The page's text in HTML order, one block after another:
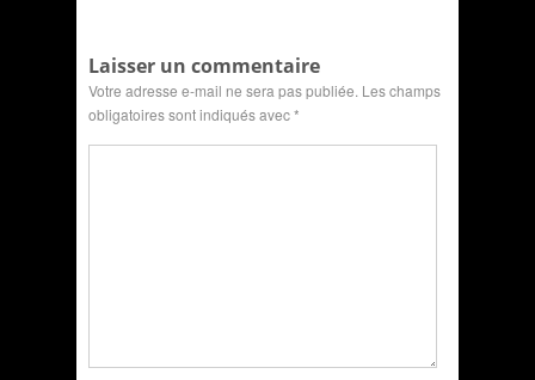
Laisser un commentaire
Votre adresse e-mail ne sera pas publiée. Les champs
obligatoires sont indiqués avec*